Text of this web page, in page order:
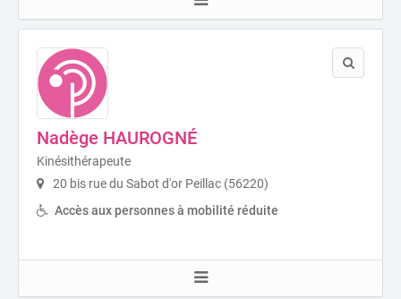
Nadège HAUROGNÉ
Kinésithérapeute
20 bis rue du Sabot d'or Peillac (56220)
Accès aux personnes à mobilité réduite